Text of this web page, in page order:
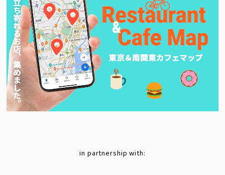
in partnership with: